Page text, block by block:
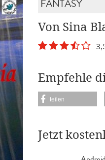
FANTASY
Von Sina
Empfehle
teilen
Jetzt